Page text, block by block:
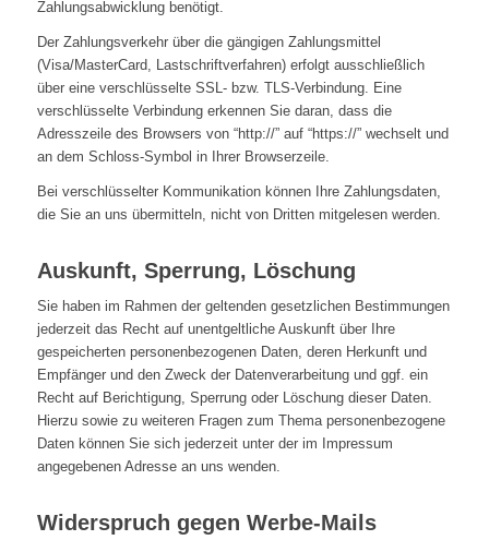
Zahlungsabwicklung benötigt.
Der Zahlungsverkehr über die gängigen Zahlungsmittel
(Visa/MasterCard, Lastschriftverfahren) erfolgt ausschließlich
über eine verschlüsselte SSL- bzw. TLS-Verbindung. Eine
verschlüsselte Verbindung erkennen Sie daran, dass die
Adresszeile des Browsers von “http://” auf “https://” wechselt und
an dem Schloss-Symbol in Ihrer Browserzeile.
Bei verschlüsselter Kommunikation können Ihre Zahlungsdaten,
die Sie an uns übermitteln, nicht von Dritten mitgelesen werden.
Auskunft, Sperrung, Löschung
Sie haben im Rahmen der geltenden gesetzlichen Bestimmungen
jederzeit das Recht auf unentgeltliche Auskunft über Ihre
gespeicherten personenbezogenen Daten, deren Herkunft und
Empfänger und den Zweck der Datenverarbeitung und ggf. ein
Recht auf Berichtigung, Sperrung oder Löschung dieser Daten.
Hierzu sowie zu weiteren Fragen zum Thema personenbezogene
Daten können Sie sich jederzeit unter der im Impressum
angegebenen Adresse an uns wenden.
Widerspruch gegen Werbe-Mails